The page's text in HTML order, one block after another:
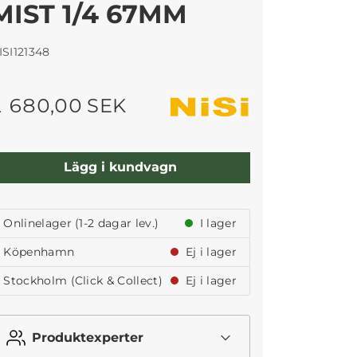
1/4 67MM
680,00 SEK
Lägg i kundvagn
Onlinelager (1-2 dagar lev.)
I lager
Köpenhamn
Ej i lager
Stockholm (Click & Collect)
Ej i lager
Produktexperter